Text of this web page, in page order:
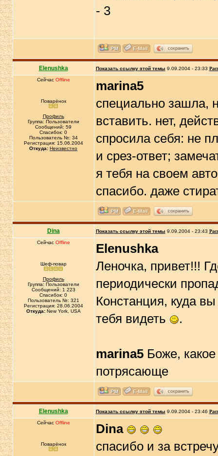
сохранить
Elenushka Показать ссылку этой темы 9.09.2004 - 23:33
Сейчас Offline
Поварёнок
Профиль
Группа: Пользователи
Сообщений: 59
Спасибок: 0
Пользователь №: 34
Регистрация: 15.06.2004
Откуда: Неизвестно
marina5
специально зашла,
вставить. нет,
спросила себя: не
и срез-ответ;
я тебя на своем
спасибо. даже
сохранить
Dina Показать ссылку этой темы 9.09.2004 - 23:43
Сейчас Offline
Шеф-повар
Профиль
Группа: Пользователи
Сообщений: 1 223
Спасибок: 0
Пользователь №: 321
Регистрация: 28.06.2004
Откуда:New York, USA
Elenushka
Леночка, привет!!!
периодически
Констанция, куда
тебя видеть
.
marina5Боже, какое
потрясающе
сохранить
Elenushka Показать ссылку этой темы 9.09.2004 - 23:46
Сейчас Offline
Поварёнок
Dina
спасибо и за